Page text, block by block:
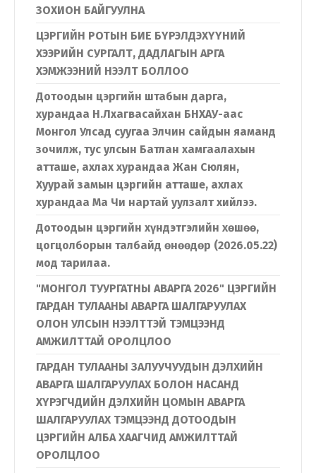
ЗОХИОН БАЙГУУЛНА
ЦЭРГИЙН РОТЫН БИЕ БҮРЭЛДЭХҮҮНИЙ
ХЭЭРИЙН СУРГАЛТ, ДАДЛАГЫН АРГА
ХЭМЖЭЭНИЙ НЭЭЛТ БОЛЛОО
Дотоодын цэргийн штабын дарга,
хурандаа Н.Лхагвасайхан БНХАУ-аас
Монгол Улсад суугаа Элчин сайдын яаманд
зочилж, тус улсын Батлан хамгаалахын
атташе, ахлах хурандаа Жан Сюлян,
Хуурай замын цэргийн атташе, ахлах
хурандаа Ма Чи нартай уулзалт хийлээ.
Дотоодын цэргийн хүндэтгэлийн хөшөө,
цогцолборын талбайд өнөөдөр (2026.05.22)
мод тарилаа.
"МОНГОЛ ТУУРГАТНЫ АВАРГА 2026" ЦЭРГИЙН
ГАРДАН ТУЛААНЫ АВАРГА ШАЛГАРУУЛАХ
ОЛОН УЛСЫН НЭЭЛТТЭЙ ТЭМЦЭЭНД
АМЖИЛТТАЙ ОРОЛЦЛОО
ГАРДАН ТУЛААНЫ ЗАЛУУЧУУДЫН ДЭЛХИЙН
АВАРГА ШАЛГАРУУЛАХ БОЛОН НАСАНД
ХҮРЭГЧДИЙН ДЭЛХИЙН ЦОМЫН АВАРГА
ШАЛГАРУУЛАХ ТЭМЦЭЭНД ДОТООДЫН
ЦЭРГИЙН АЛБА ХААГЧИД АМЖИЛТТАЙ
ОРОЛЦЛОО